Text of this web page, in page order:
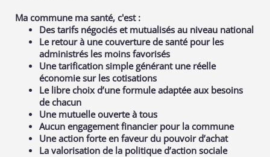
Ma commune ma santé, c'est :
Des tarifs négociés et mutualisés au niveau national
Le retour à une couverture de santé pour les
administrés les moins favorisés
Une tarification simple générant une réelle
économie sur les cotisations
Le libre choix d’une formule adaptée aux besoins
de chacun
Une mutuelle ouverte à tous
Aucun engagement financier pour la commune
Une action forte en faveur du pouvoir d’achat
La valorisation de la politique d’action sociale